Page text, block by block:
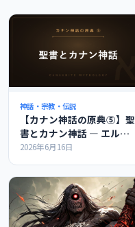
神話・宗教・伝説
【カナン神話の原典⑤】聖
書とカナン神話 ― エル・
バアル・レヴィアタンのつ
2026年6月16日